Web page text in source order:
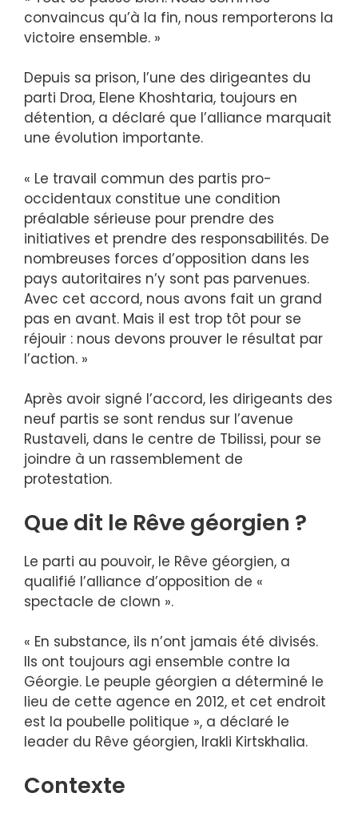
convaincus qu’à la fin, nous remporterons la
victoire ensemble. »
Depuis sa prison, l’une des dirigeantes du
parti Droa, Elene Khoshtaria, toujours en
détention, a déclaré que l’alliance marquait
une évolution importante.
« Le travail commun des partis pro-
occidentaux constitue une condition
préalable sérieuse pour prendre des
initiatives et prendre des responsabilités. De
nombreuses forces d’opposition dans les
pays autoritaires n’y sont pas parvenues.
Avec cet accord, nous avons fait un grand
pas en avant. Mais il est trop tôt pour se
réjouir : nous devons prouver le résultat par
l’action. »
Après avoir signé l’accord, les dirigeants des
neuf partis se sont rendus sur l’avenue
Rustaveli, dans le centre de Tbilissi, pour se
joindre à un rassemblement de
protestation.
Que dit le Rêve géorgien ?
Le parti au pouvoir, le Rêve géorgien, a
qualifié l’alliance d’opposition de «
spectacle de clown ».
« En substance, ils n’ont jamais été divisés.
Ils ont toujours agi ensemble contre la
Géorgie. Le peuple géorgien a déterminé le
lieu de cette agence en 2012, et cet endroit
est la poubelle politique », a déclaré le
leader du Rêve géorgien, Irakli Kirtskhalia.
Contexte